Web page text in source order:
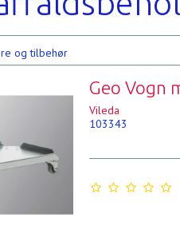
og tilbehør
Geo Vogn
Vileda
103343